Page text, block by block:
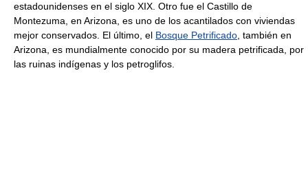
estadounidenses en el siglo XIX. Otro fue el Castillo de
Montezuma, en Arizona, es uno de los acantilados con viviendas
mejor conservados. El último, el Bosque Petrificado , también en
Arizona, es mundialmente conocido por su madera petrificada, por
las ruinas indígenas y los petroglifos.